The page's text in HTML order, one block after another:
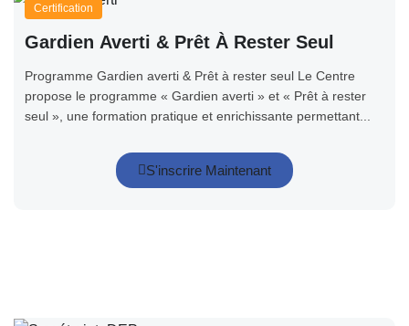
Certification
Gardien Averti & Prêt À Rester Seul
Programme Gardien averti & Prêt à rester seul Le Centre
propose le programme « Gardien averti » et « Prêt à rester
seul », une formation pratique et enrichissante permettant...
S'inscrire Maintenant